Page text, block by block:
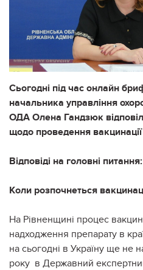
Сьогодні під час онлайн
начальника управління
ОДА Олена Гандзюк
щодо проведення вакцинації
Відповіді на головні питання:
Коли розпочнеться
На Рівненщині процес
надходження препарату в
на сьогодні в Україну ще не
року в Державний